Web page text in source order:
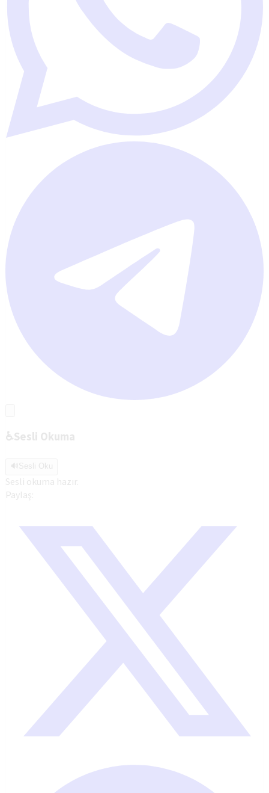
♿Sesli Okuma
🔊 Sesli Oku
Sesli okuma hazır.
Paylaş: